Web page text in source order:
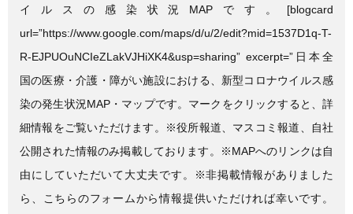
イルスの感染状況MAPです。[blogcard
url=”https://www.google.com/maps/d/u/2/edit?mid=1537D1q-T-
R-EJPUOuNCIeZLakVJHiXK4&usp=sharing” excerpt=”日本全
国の医療・介護・障がい施設における、新型コロナウイルス感
染の発生状況MAP・マップです。マークをクリックすると、詳
細情報をご覧いただけます。※役所報道、マスコミ報道、自社
公開された情報のみ掲載しております。※MAPへのリンクは自
由にしていただいて大丈夫です。※非掲載情報がありました
ら、こちらのフォームから情報提供いただければ幸いです。